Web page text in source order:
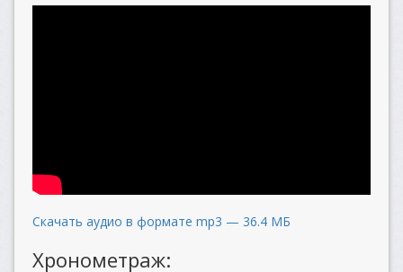
Скачать аудио в формате mp3 — 36.4 МБ
Хронометраж: